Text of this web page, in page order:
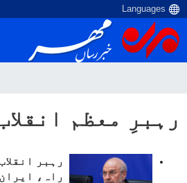
رہبرِ معظم
رہبر
راہ،